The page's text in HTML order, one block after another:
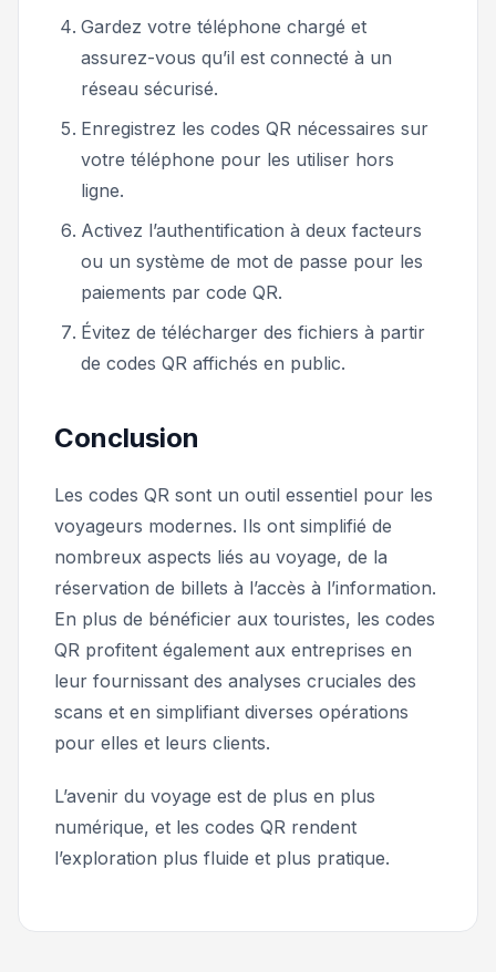
Gardez votre téléphone chargé et
assurez-vous qu’il est connecté à un
réseau sécurisé.
Enregistrez les codes QR nécessaires sur
votre téléphone pour les utiliser hors
ligne.
Activez l’authentification à deux facteurs
ou un système de mot de passe pour les
paiements par code QR.
Évitez de télécharger des fichiers à partir
de codes QR affichés en public.
Conclusion
Les codes QR sont un outil essentiel pour les
voyageurs modernes. Ils ont simplifié de
nombreux aspects liés au voyage, de la
réservation de billets à l’accès à l’information.
En plus de bénéficier aux touristes, les codes
QR profitent également aux entreprises en
leur fournissant des analyses cruciales des
scans et en simplifiant diverses opérations
pour elles et leurs clients.
L’avenir du voyage est de plus en plus
numérique, et les codes QR rendent
l’exploration plus fluide et plus pratique.